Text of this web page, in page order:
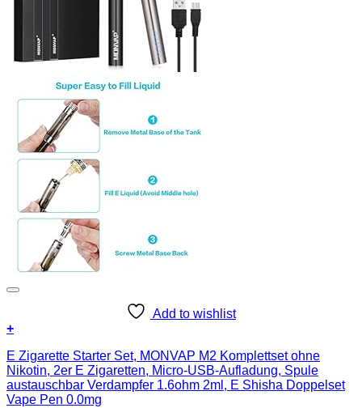
Add to wishlist
+
E Zigarette Starter Set, MONVAP M2 Komplettset ohne
Nikotin, 2er E Zigaretten, Micro-USB-Aufladung, Spule
austauschbar Verdampfer 1.6ohm 2ml, E Shisha Doppelset
Vape Pen 0.0mg